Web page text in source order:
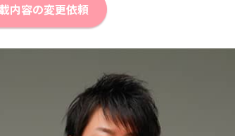
内容の変更依頼